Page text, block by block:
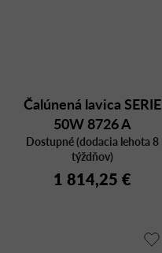
Čalúnená lavica SERIE
50W 8726 A
Dostupné (dodacia lehota 8
týždňov)
1 814,25 €